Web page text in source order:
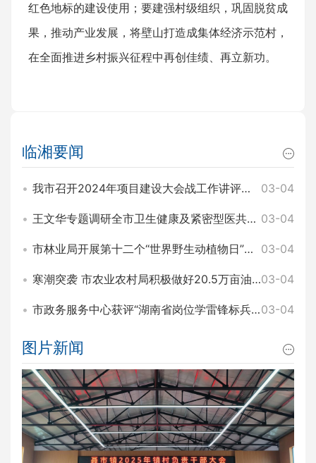
红色地标的建设使用；要建强村级组织，巩固脱贫成
果，推动产业发展，将壁山打造成集体经济示范村，
在全面推进乡村振兴征程中再创佳绩、再立新功。
临湘要闻
我市召开2024年项目建设大会战工作讲评暨2025年园区项目建设大会战工作动员会 王文华 刘琦出席 03-04
王文华专题调研全市卫生健康及紧密型医共体建设工作 刘琦参加 03-04
市林业局开展第十二个“世界野生动植物日”主题宣传活动 03-04
寒潮突袭 市农业农村局积极做好20.5万亩油菜田间管理和防寒工作03-04
市政务服务中心获评“湖南省岗位学雷锋标兵集体”称号03-04
图片新闻